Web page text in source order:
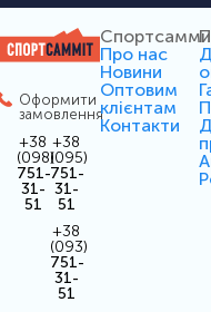
Оформити
замовлення
+38
(098)
751-
31-
51
+38
(095)
751-
31-
51
+38
(093)
751-
31-
51
Про нас
Новини
Оптовим
клієнтам
Контакти